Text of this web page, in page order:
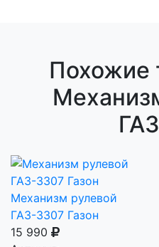
Похожие
Механизм рулевой
ГАЗ-3307 Газон
15 990